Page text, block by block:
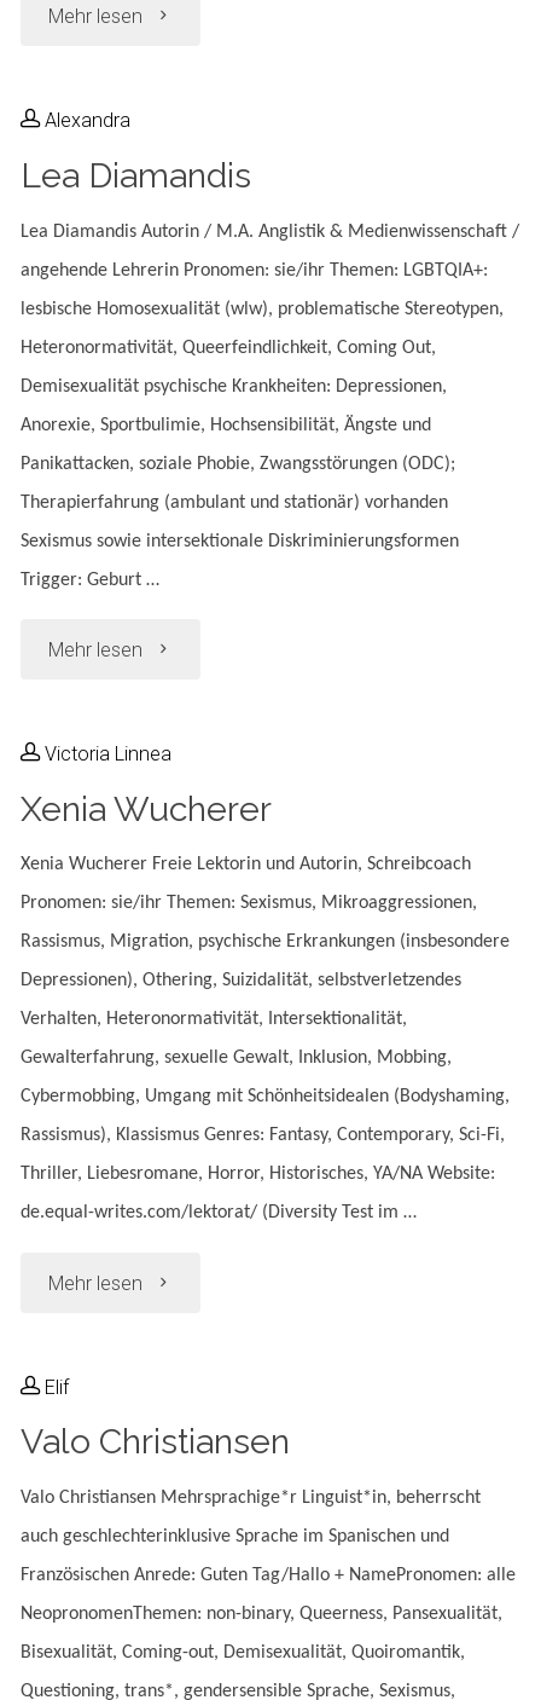
Mehr lesen "Fiona
Fiionel"
Alexandra
Lea Diamandis
Lea Diamandis Autorin / M.A. Anglistik & Medienwissenschaft /
angehende Lehrerin Pronomen: sie/ihr Themen: LGBTQIA+:
lesbische Homosexualität (wlw), problematische Stereotypen,
Heteronormativität, Queerfeindlichkeit, Coming Out,
Demisexualität psychische Krankheiten: Depressionen,
Anorexie, Sportbulimie, Hochsensibilität, Ängste und
Panikattacken, soziale Phobie, Zwangsstörungen (ODC);
Therapierfahrung (ambulant und stationär) vorhanden
Sexismus sowie intersektionale Diskriminierungsformen
Trigger: Geburt …
Mehr lesen "Lea
Victoria Linnea
Xenia Wucherer
Xenia Wucherer Freie Lektorin und Autorin, Schreibcoach
Pronomen: sie/ihr Themen: Sexismus, Mikroaggressionen,
Rassismus, Migration, psychische Erkrankungen (insbesondere
Depressionen), Othering, Suizidalität, selbstverletzendes
Verhalten, Heteronormativität, Intersektionalität,
Gewalterfahrung, sexuelle Gewalt, Inklusion, Mobbing,
Cybermobbing, Umgang mit Schönheitsidealen (Bodyshaming,
Rassismus), Klassismus Genres: Fantasy, Contemporary, Sci-Fi,
Thriller, Liebesromane, Horror, Historisches, YA/NA Website:
de.equal-writes.com/lektorat/ (Diversity Test im …
Mehr lesen "Xenia
Elif
Valo Christiansen
Valo Christiansen Mehrsprachige*r Linguist*in, beherrscht
auch geschlechterinklusive Sprache im Spanischen und
Französischen Anrede: Guten Tag/Hallo + NamePronomen: alle
NeopronomenThemen: non-binary, Queerness, Pansexualität,
Bisexualität, Coming-out, Demisexualität, Quoiromantik,
Questioning, trans*, gendersensible Sprache, Sexismus,